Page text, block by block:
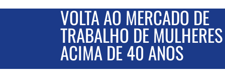
VOLTA AO MERCADO DE
TRABALHO DE MULHERES
ACIMA DE 40 ANOS